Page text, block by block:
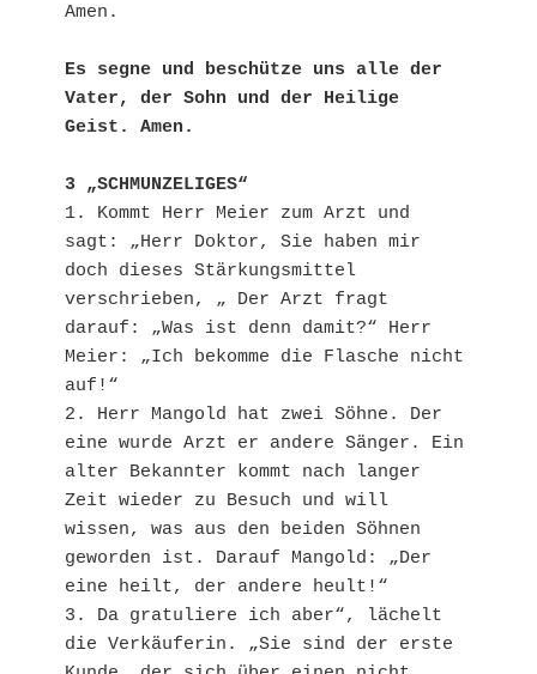
Amen.
Es segne und beschütze uns alle der
Vater, der Sohn und der Heilige
Geist. Amen.
3 „SCHMUNZELIGES“
1. Kommt Herr Meier zum Arzt und
sagt: „Herr Doktor, Sie haben mir
doch dieses Stärkungsmittel
verschrieben, „ Der Arzt fragt
darauf: „Was ist denn damit?“ Herr
Meier: „Ich bekomme die Flasche nicht
auf!“
2. Herr Mangold hat zwei Söhne. Der
eine wurde Arzt er andere Sänger. Ein
alter Bekannter kommt nach langer
Zeit wieder zu Besuch und will
wissen, was aus den beiden Söhnen
geworden ist. Darauf Mangold: „Der
eine heilt, der andere heult!“
3. Da gratuliere ich aber“, lächelt
die Verkäuferin. „Sie sind der erste